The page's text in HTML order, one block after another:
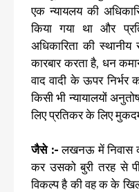
एक न्यायलय की
किया गया था और
अधिकारिता की
कारबार करता है, धन
वाद वादी के ऊपर
किसी भी न्यायालयों
लिए प्रतिकर के लिए
जैसे :- लखनऊ में निवास
कर उसको बुरी तरह से
विकल्प है की वह क के